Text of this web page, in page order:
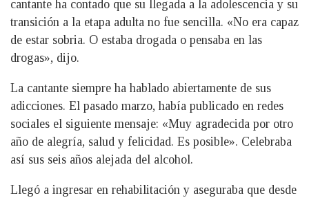
cantante ha contado que su llegada a la adolescencia y su
transición a la etapa adulta no fue sencilla. «No era capaz
de estar sobria. O estaba drogada o pensaba en las
drogas», dijo.
La cantante siempre ha hablado abiertamente de sus
adicciones. El pasado marzo, había publicado en redes
sociales el siguiente mensaje: «Muy agradecida por otro
año de alegría, salud y felicidad. Es posible». Celebraba
así sus seis años alejada del alcohol.
Llegó a ingresar en rehabilitación y aseguraba que desde